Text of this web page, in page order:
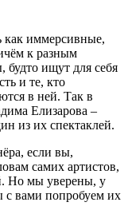
как иммерсивные,
к разным
ищут для себя
и те, кто
в ней. Так в
Елизарова –
из их спектаклей.
если вы,
самих артистов,
Но мы уверены, у
с вами попробуем их